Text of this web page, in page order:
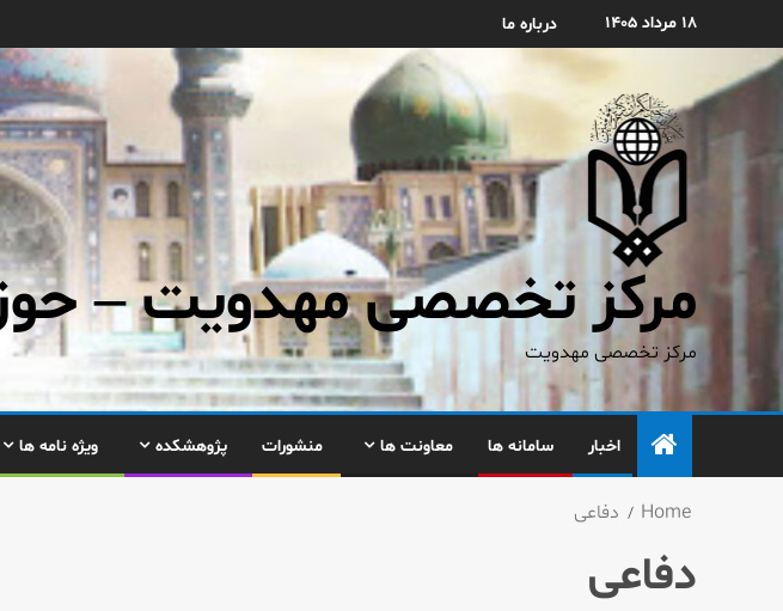
۱۸ مرداد ۱۴۰۵ درباره ما
مرکز تخصصی مهدویت –
مرکز تخصصی مهدویت
اخبار سامانه ها معاونت ها منشورات پژوهشکده ویژه نامه ها
Home دفاعی
دفاعی